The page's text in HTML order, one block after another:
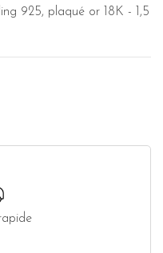
925, plaqué or 18K - 1,5